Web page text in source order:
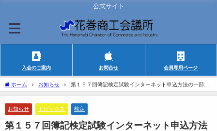
公式サイト
入会のご案内 お問合せ 会員専用ページ
ホーム お知らせ
第１５７回簿記検定試験インターネット申込方法の一部変
更について
お知らせ トピックス 検定
第１５７回簿記検定試験インターネット申込方法